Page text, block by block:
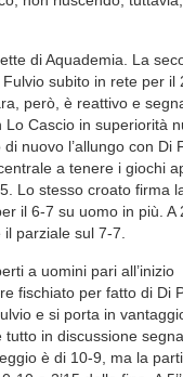
di Aquademia. La
subito in rete per il
però, è reattivo e
Lo Cascio in superiorità
nuovo l’allungo con Di
a tenere i giochi
Lo stesso croato firma
il 6-7 su uomo in più. A
parziale sul 7-7.
a uomini pari all’inizio
fischiato per fatto di Di
e si porta in
tutto in discussione
è di 10-9, ma la